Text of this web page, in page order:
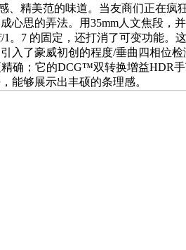
、精美范的味道。当友商们正在疯
心思的弄法。用35mm人文焦段，
1。7 的固定，还打消了可变功能。
入了豪威初创的程度/垂曲四相位
确；它的DCG™双转换增益HDR
能够展示出丰硕的条理感。